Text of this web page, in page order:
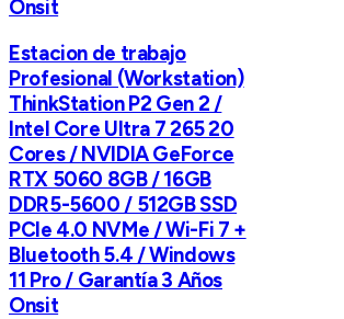
Onsit
Estacion de trabajo
Profesional (Workstation)
ThinkStation P2 Gen 2 /
Intel Core Ultra 7 265 20
Cores / NVIDIA GeForce
RTX 5060 8GB / 16GB
DDR5-5600 / 512GB SSD
PCIe 4.0 NVMe / Wi-Fi 7 +
Bluetooth 5.4 / Windows
11 Pro / Garantía 3 Años
Onsit